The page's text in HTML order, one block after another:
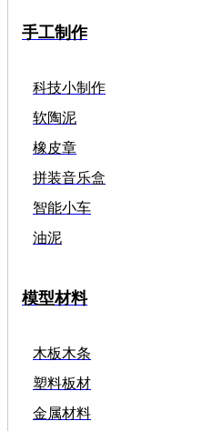
手工制作
科技小制作
软陶泥
橡皮章
拼装音乐盒
智能小车
油泥
模型材料
木板木条
塑料板材
金属材料